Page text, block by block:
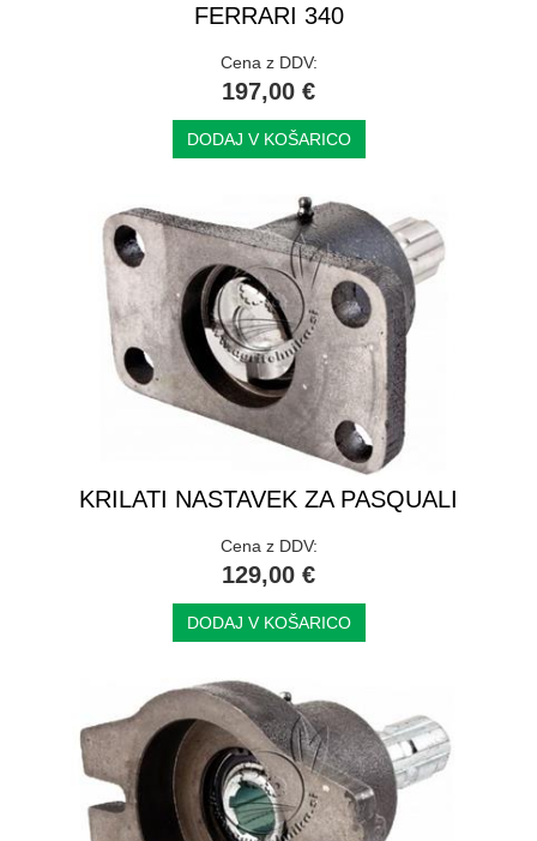
FERRARI 340
Cena z DDV:
197,00 €
DODAJ V KOŠARICO
KRILATI NASTAVEK ZA PASQUALI
Cena z DDV:
129,00 €
DODAJ V KOŠARICO